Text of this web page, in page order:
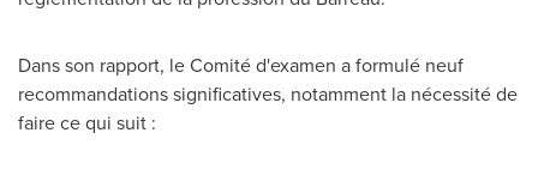
Dans son rapport, le Comité d'examen a formulé neuf
recommandations significatives, notamment la nécessité de
faire ce qui suit :